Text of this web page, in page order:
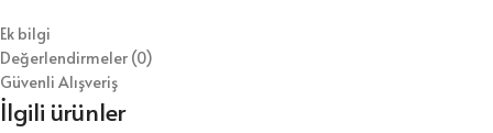
Ek bilgi
Değerlendirmeler (0)
Güvenli Alışveriş
İlgili ürünler